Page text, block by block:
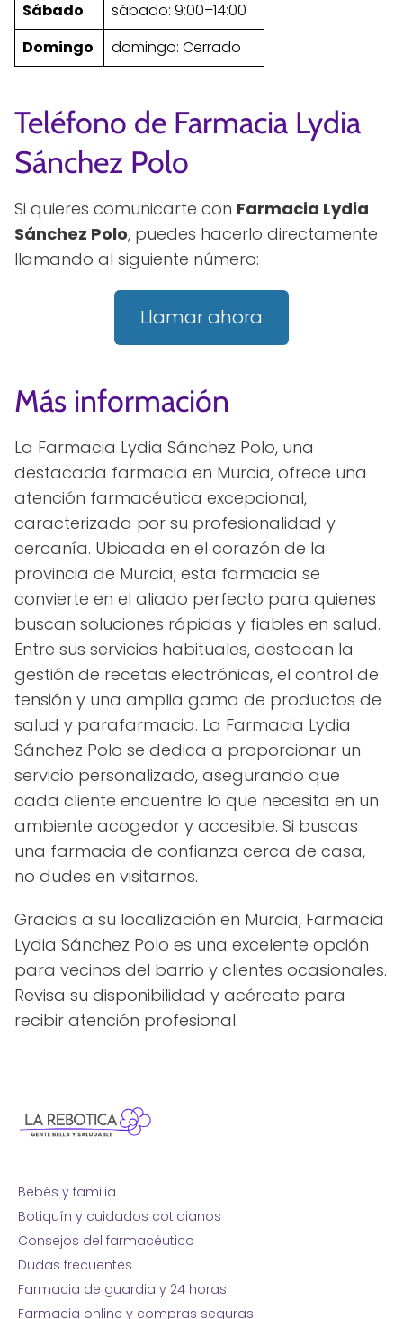
Sábado
sábado: 9:00–14:00
Domingo
domingo: Cerrado
Teléfono de Farmacia Lydia
Sánchez Polo
Si quieres comunicarte con Farmacia Lydia
Sánchez Polo, puedes hacerlo directamente
llamando al siguiente número:
Llamar ahora
Más información
La Farmacia Lydia Sánchez Polo, una
destacada farmacia en Murcia, ofrece una
atención farmacéutica excepcional,
caracterizada por su profesionalidad y
cercanía. Ubicada en el corazón de la
provincia de Murcia, esta farmacia se
convierte en el aliado perfecto para quienes
buscan soluciones rápidas y fiables en salud.
Entre sus servicios habituales, destacan la
gestión de recetas electrónicas, el control de
tensión y una amplia gama de productos de
salud y parafarmacia. La Farmacia Lydia
Sánchez Polo se dedica a proporcionar un
servicio personalizado, asegurando que
cada cliente encuentre lo que necesita en un
ambiente acogedor y accesible. Si buscas
una farmacia de confianza cerca de casa,
no dudes en visitarnos.
Gracias a su localización en Murcia, Farmacia
Lydia Sánchez Polo es una excelente opción
para vecinos del barrio y clientes ocasionales.
Revisa su disponibilidad y acércate para
recibir atención profesional.
Bebés y familia
Botiquín y cuidados cotidianos
Consejos del farmacéutico
Dudas frecuentes
Farmacia de guardia y 24 horas
Farmacia online y compras seguras